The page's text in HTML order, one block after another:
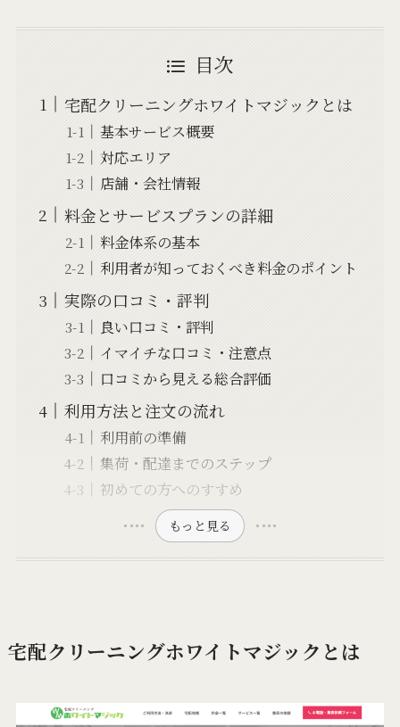
目次
宅配クリーニングホワイトマジックとは
基本サービス概要
対応エリア
店舗・会社情報
料金とサービスプランの詳細
料金体系の基本
利用者が知っておくべき料金のポイント
実際の口コミ・評判
良い口コミ・評判
イマイチな口コミ・注意点
口コミから見える総合評価
利用方法と注文の流れ
利用前の準備
集荷・配達までのステップ
初めての方へのすすめ
もっと見る
宅配クリーニングホワイトマジックとは